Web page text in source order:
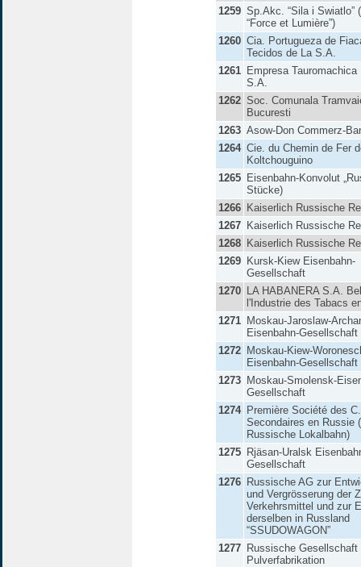
1259 Sp.Akc. “Sila i Swiatlo”
“Force et Lumière”)
1260 Cia. Portugueza de
Tecidos de La S.A.
1261 Empresa Tauromachica
S.A.
1262 Soc. Comunala
Bucuresti
1263 Asow-Don Commerz-
1264 Cie. du Chemin de Fer
Koltchouguino
1265 Eisenbahn-Konvolut
Stücke)
1266 Kaiserlich Russische
1267 Kaiserlich Russische
1268 Kaiserlich Russische
1269 Kursk-Kiew Eisenbahn-
Gesellschaft
1270 LA HABANERA S.A.
l'Industrie des Tabacs
1271 Moskau-Jaroslaw-
Eisenbahn-Gesellschaft
1272 Moskau-Kiew-
Eisenbahn-Gesellschaft
1273 Moskau-Smolensk-
Gesellschaft
1274 Première Société des
Secondaires en Russie
Russische Lokalbahn)
1275 Rjäsan-Uralsk
Gesellschaft
1276 Russische AG zur
und Vergrösserung der
Verkehrsmittel und zur
derselben in Russland
“SSUDOWAGON”
1277 Russische Gesellschaft
Pulverfabrikation